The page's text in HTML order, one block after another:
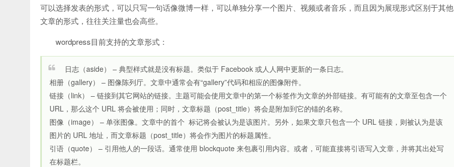
可以选择发表的形式，可以只写一句话像微博一样，可以单独分享一个图片、视频或者音乐，而且因为展现形式区别于其他
文章的形式，往往关注量也会高些。
wordpress目前支持的文章形式：
日志（aside） – 典型样式就是没有标题。类似于 Facebook 或人人网中更新的一条日志。
相册（gallery） – 图像陈列厅。文章中通常会有“gallery”代码和相应的图像附件。
链接（link） – 链接到其它网站的链接。主题可能会使用文章中的第一个标签作为文章的外部链接。有可能有的文章至包含一个
URL，那么这个 URL 将会被使用；同时，文章标题（post_title）将会是附加到它的锚的名称。
图像（image） – 单张图像。文章中的首个 标记将会被认为是该图片。另外，如果文章只包含一个 URL 链接，则被认为是该
图片的 URL 地址，而文章标题（post_title）将会作为图片的标题属性。
引语（quote） – 引用他人的一段话。通常使用 blockquote 来包裹引用内容。或者，可能直接将引语写入文章，并将其出处写
在标题栏。